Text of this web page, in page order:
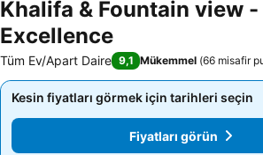
Khalifa & Fountain view -
Excellence
Tüm Ev/Apart Daire 9,1 Mükemmel (66 misafir
Kesin fiyatları görmek için tarihleri seçin
Fiyatları görün
Kesin fiyatları görmek için tarihleri seçin
Fiyatları görün